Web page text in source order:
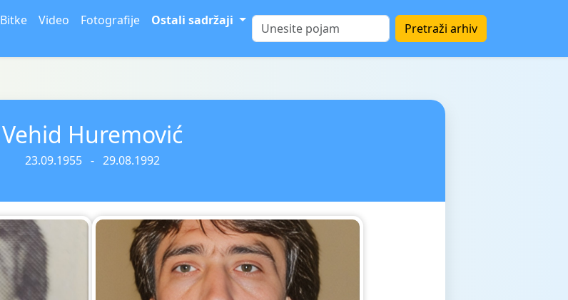
Bitke Video Fotografije Ostali sadržaji
Pretraži arhiv
Vehid Huremović
23.09.1955 - 29.08.1992